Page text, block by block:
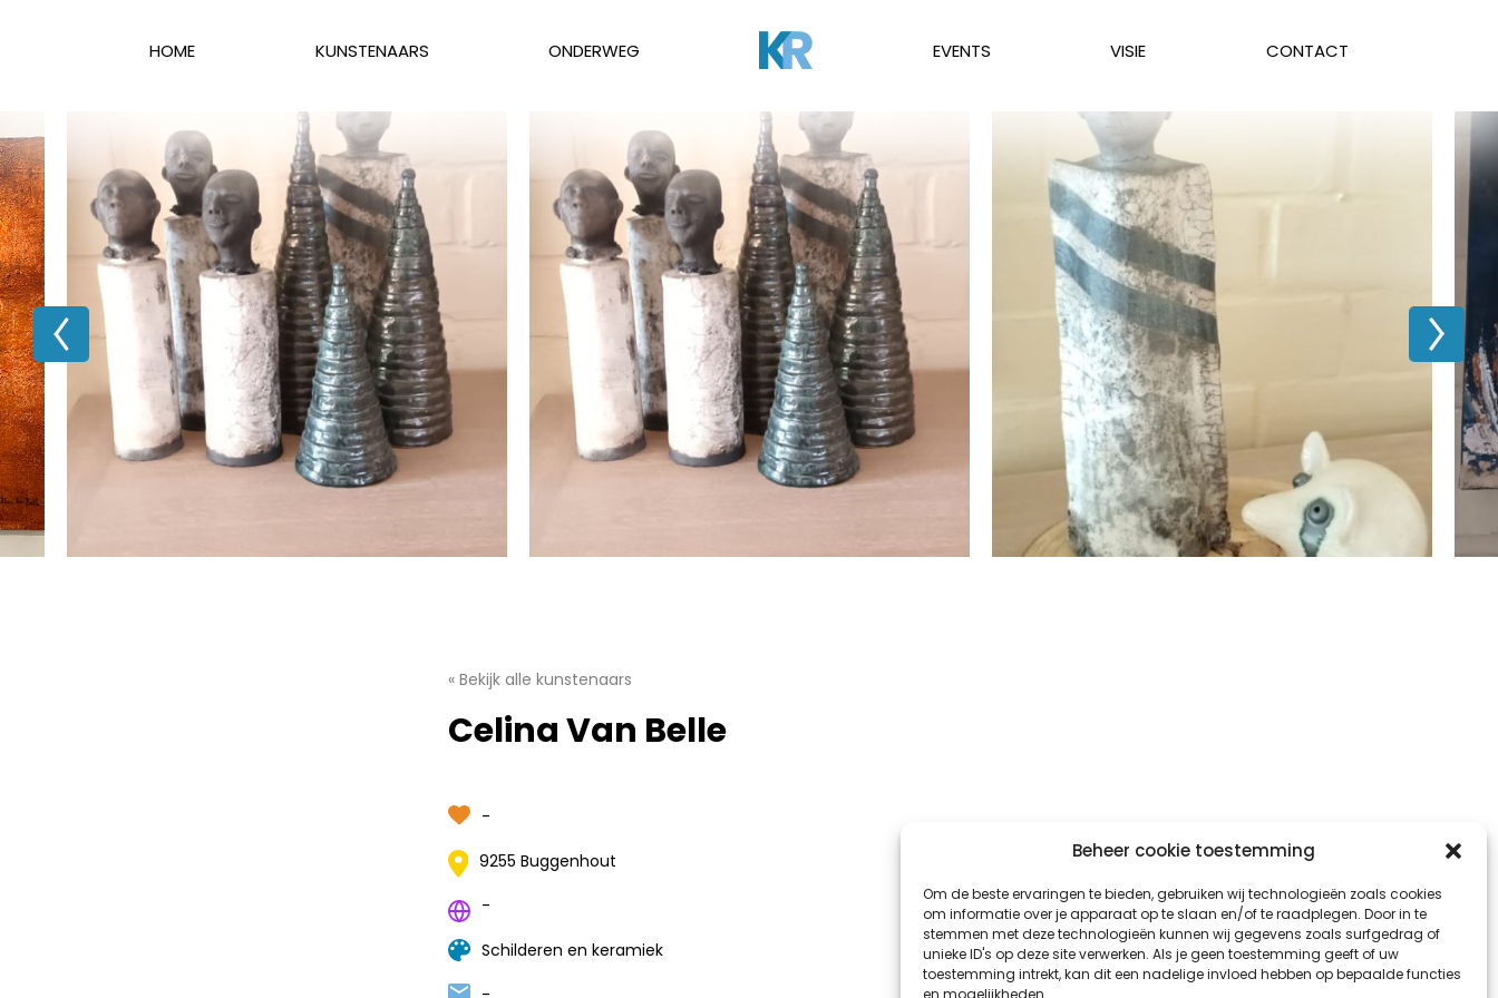
Beheer cookie toestemming
Om de beste ervaringen te bieden, gebruiken wij technologieën zoals cookies
om informatie over je apparaat op te slaan en/of te raadplegen. Door in te
stemmen met deze technologieën kunnen wij gegevens zoals surfgedrag of
unieke ID's op deze site verwerken. Als je geen toestemming geeft of uw
toestemming intrekt, kan dit een nadelige invloed hebben op bepaalde functies
en mogelijkheden.
HOME KUNSTENAARS ONDERWEG EVENTS VISIE CONTACT
« Bekijk alle kunstenaars
Celina Van Belle
-
9255 Buggenhout
-
Schilderen en keramiek